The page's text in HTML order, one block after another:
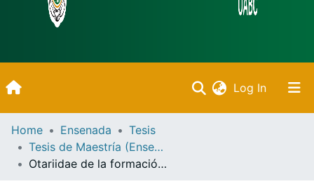
Log In(current)
Inicio
Communities & Collections
Home Ensenada
Tesis
Tesis de Maestría (Ensenada)
Otariidae de la formación de almejas inferior de la Isla de Cedros, Baja California, México